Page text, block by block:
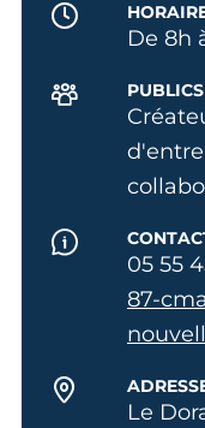
De 8h
PUBLICS
05 55
87-
Le